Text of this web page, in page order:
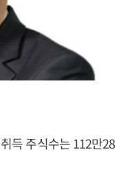
득 주식수는 112만28